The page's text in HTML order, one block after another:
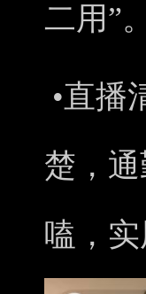
二用”。
•直播
楚，
嗑，实